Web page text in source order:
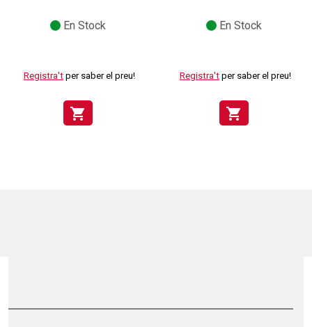
En Stock
Registra't per saber el preu!
shopping_cart
En Stock
Registra't per saber el preu!
shopping_cart